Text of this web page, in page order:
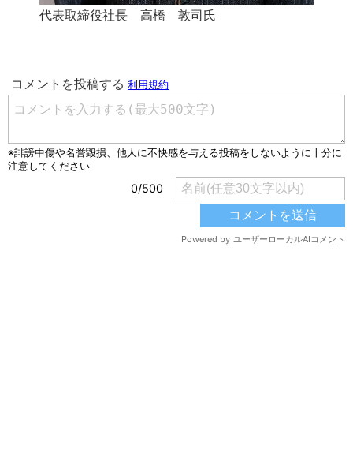
代表取締役社長 高橋 敦司氏